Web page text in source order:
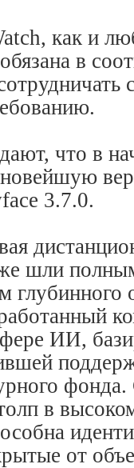
как и
в
что в
3.7.0.
шли
глубинного
ИИ,
в
от